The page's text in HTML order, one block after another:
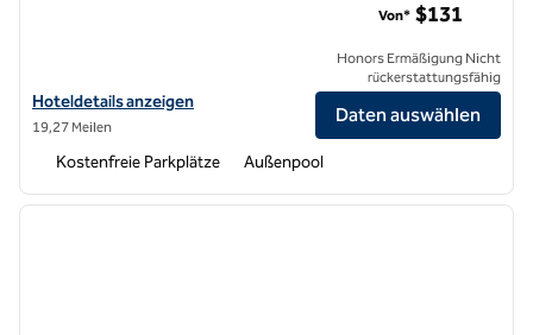
Hoteldetails für Hilton Garden Inn Gilroy anzeigen
Hoteldetails anzeigen
19,27 Meilen
Von* $131
Honors Ermäßigung Nicht
rückerstattungsfähig
Daten auswählen
Kostenfreie Parkplätze Außenpool
1 von 12